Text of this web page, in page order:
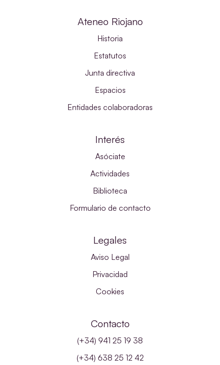
Ateneo Riojano
Historia
Estatutos
Junta directiva
Espacios
Entidades colaboradoras
Interés
Asóciate
Actividades
Biblioteca
Formulario de contacto
Legales
Aviso Legal
Privacidad
Cookies
Contacto
(+34) 941 25 19 38
(+34) 638 25 12 42